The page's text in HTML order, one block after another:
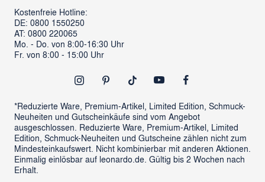
Verantwortung
ProSales Gastronomie
LIVING Möbel
Newsletter
Händlersuche
Retoure anmelden
Vertrag widerrufen
Kostenfreie Hotline:
DE: 0800 1550250
AT: 0800 220065
Mo. - Do. von 8:00-16:30 Uhr
Fr. von 8:00 - 15:00 Uhr
*Reduzierte Ware, Premium-Artikel, Limited Edition, Schmuck-
Neuheiten und Gutscheinkäufe sind vom Angebot
ausgeschlossen. Reduzierte Ware, Premium-Artikel, Limited
Edition, Schmuck-Neuheiten und Gutscheine zählen nicht zum
Mindesteinkaufswert. Nicht kombinierbar mit anderen Aktionen.
Einmalig einlösbar auf leonardo.de. Gültig bis 2 Wochen nach
Erhalt.